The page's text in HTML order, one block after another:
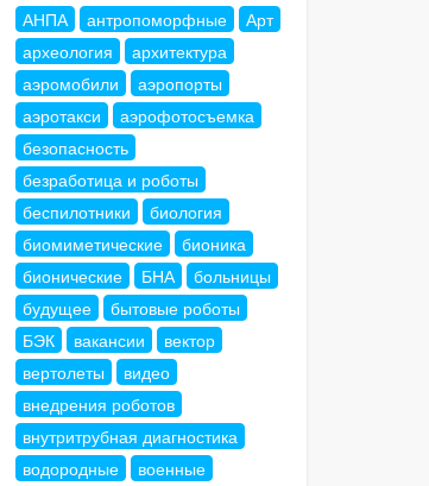
АНПА
антропоморфные
Арт
археология
архитектура
аэромобили
аэропорты
аэротакси
аэрофотосъемка
безопасность
безработица и роботы
беспилотники
биология
биомиметические
бионика
бионические
БНА
больницы
будущее
бытовые роботы
БЭК
вакансии
вектор
вертолеты
видео
внедрения роботов
внутритрубная диагностика
водородные
военные